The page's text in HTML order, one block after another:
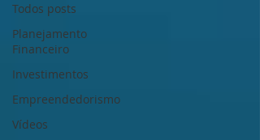
Todos posts
Planejamento
Financeiro
Investimentos
Empreendedorismo
Vídeos